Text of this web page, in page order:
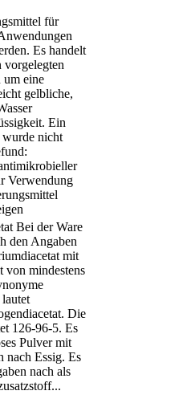
für
Es handelt
vorgelegten
um eine
gelbliche,
Ein
wurde nicht
Verwendung
Bei der Ware
den Angaben
mit
von mindestens
Die
126-96-5. Es
Pulver mit
nach Essig. Es
nach als
...